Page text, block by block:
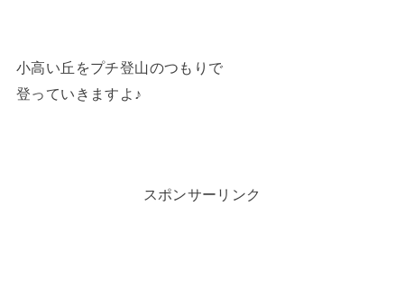
小高い丘をプチ登山のつもりで
登っていきますよ♪
スポンサーリンク